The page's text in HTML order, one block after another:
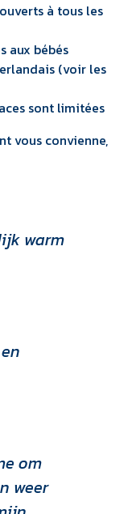
à tous les
aux bébés
(voir les
sont limitées
vous convienne,
warm
om
weer